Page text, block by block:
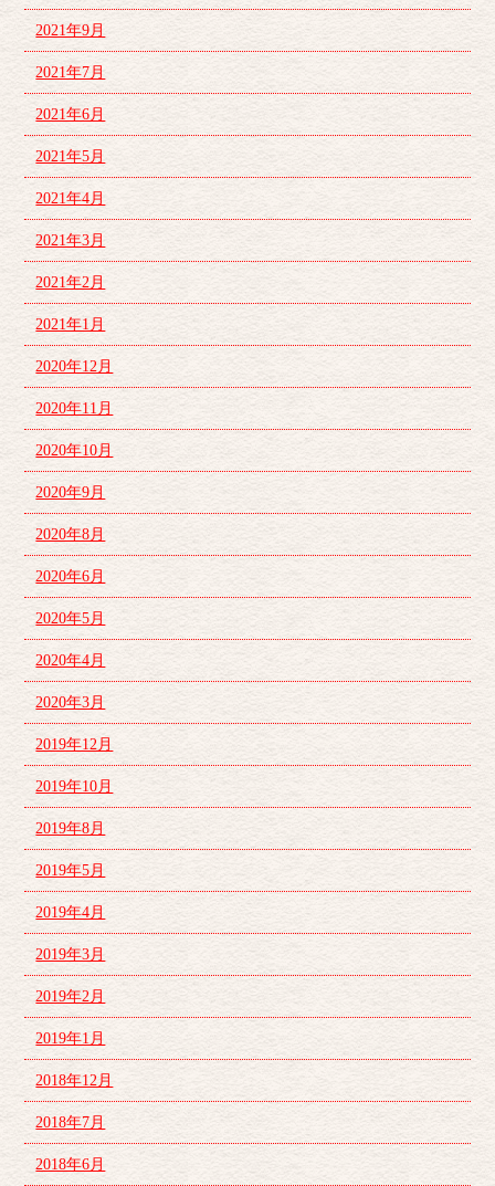
2021年9月
2021年7月
2021年6月
2021年5月
2021年4月
2021年3月
2021年2月
2021年1月
2020年12月
2020年11月
2020年10月
2020年9月
2020年8月
2020年6月
2020年5月
2020年4月
2020年3月
2019年12月
2019年10月
2019年8月
2019年5月
2019年4月
2019年3月
2019年2月
2019年1月
2018年12月
2018年7月
2018年6月